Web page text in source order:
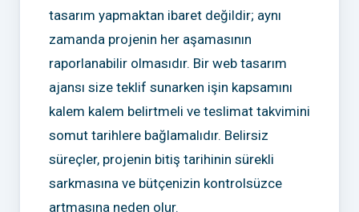
tasarım yapmaktan ibaret değildir; aynı
zamanda projenin her aşamasının
raporlanabilir olmasıdır. Bir web tasarım
ajansı size teklif sunarken işin kapsamını
kalem kalem belirtmeli ve teslimat takvimini
somut tarihlere bağlamalıdır. Belirsiz
süreçler, projenin bitiş tarihinin sürekli
sarkmasına ve bütçenizin kontrolsüzce
artmasına neden olur.